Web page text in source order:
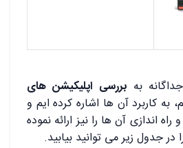
بهبررسی اپلیکیشن های
به کاربرد آن ها اشاره کرده ایم و
اندازی آن ها را نیز ارائه نموده
در جدول زیر می توانید بیابید.